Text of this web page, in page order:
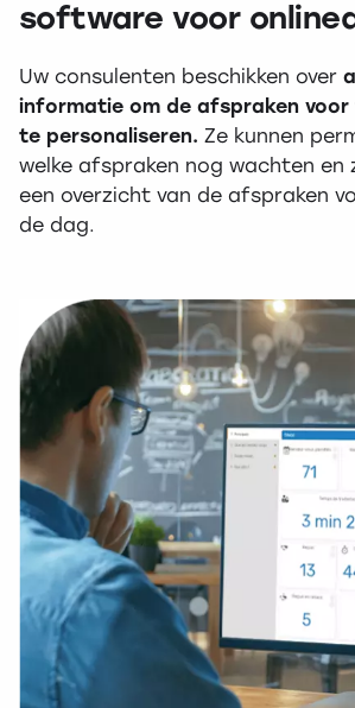
software voor
Uw consulenten beschikken over
informatie om de afspraken voor
te personaliseren. Ze kunnen
welke afspraken nog wachten en
een overzicht van de afspraken
de dag.